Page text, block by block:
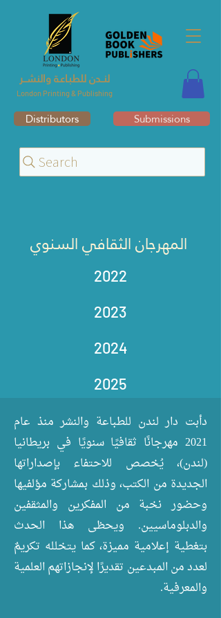
لنــدن للطبـاعـة والنشــر
London Printing & Publishing
Distributors Submissions
Search
2022
2023
2024
2025
دأبت دار لندن للطباعة والنشر منذ عام
2021 مهرجانًا ثقافيًا سنويًا في بريطانيا
(لندن)، يُخصص للاحتفاء بإصداراتها
الجديدة من الكتب، وذلك بمشاركة مؤلفيها
وحضور نخبة من المفكرين والمثقفين
والدبلوماسيين. ويحظى هذا الحدث
بتغطية إعلامية مميزة، كما يتخلله تكريمٌ
لعدد من المبدعين تقديرًا لإنجازاتهم العلمية
والمعرفية.